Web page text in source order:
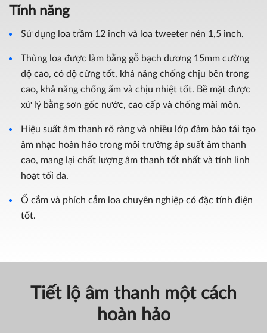
Tính năng
Sử dụng loa trầm 12 inch và loa tweeter nén 1,5 inch.
Thùng loa được làm bằng gỗ bạch dương 15mm cường
độ cao, có độ cứng tốt, khả năng chống chịu bên trong
cao, khả năng chống ẩm và chịu nhiệt tốt. Bề mặt được
xử lý bằng sơn gốc nước, cao cấp và chống mài mòn.
Hiệu suất âm thanh rõ ràng và nhiều lớp đảm bảo tái tạo
âm nhạc hoàn hảo trong môi trường áp suất âm thanh
cao, mang lại chất lượng âm thanh tốt nhất và tính linh
hoạt tối đa.
Ổ cắm và phích cắm loa chuyên nghiệp có đặc tính điện
tốt.
Tiết lộ âm thanh một cách
hoàn hảo